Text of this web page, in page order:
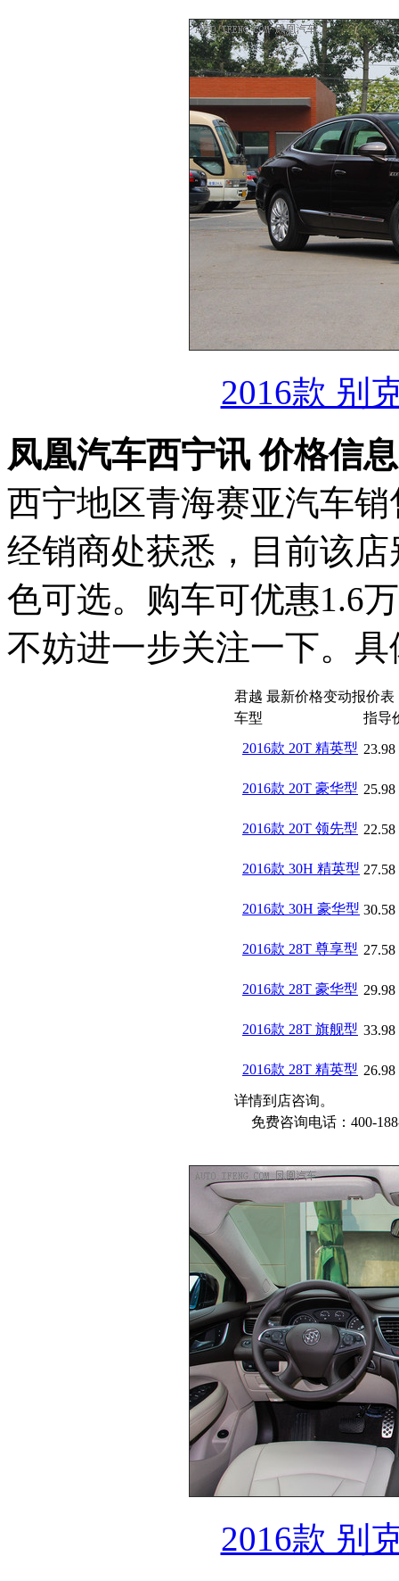
2016款 别
凤凰汽车西宁讯 价格信
西宁地区青海赛亚汽车
经销商处获悉，目前该
色可选。购车可优惠1.6万
不妨进一步关注一下。
君越 最新价格变动报价表
车型
指导
2016款 20T 精英型 23.98
2016款 20T 豪华型 25.98
2016款 20T 领先型 22.58
2016款 30H 精英型 27.58
2016款 30H 豪华型 30.58
2016款 28T 尊享型 27.58
2016款 28T 豪华型 29.98
2016款 28T 旗舰型 33.98
2016款 28T 精英型 26.98
详情到店咨询。
免费咨询电话：400-
2016款 别